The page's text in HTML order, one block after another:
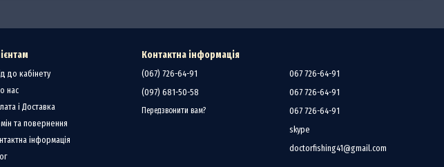
роботи – ніж не складається випадково, що робить його максимально безпечним.
роботи з мотузками.
до кабінету
нас
і Доставка
та повернення
інформація
Контактна інформація
(067) 726-64-91
(097) 681-50-58
Передзвонити вам?
067 726-64-91
067 726-64-91
067 726-64-91
skype
doctorfishing41@gmail.com